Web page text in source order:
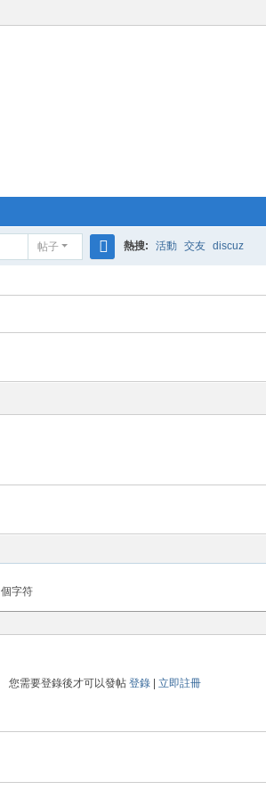
帖子
索
熱搜: 活動 交友 discuz
個字符
您需要登錄後才可以發帖 登錄 立即註冊